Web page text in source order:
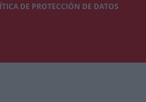
DE PROTECCIÓN DE DATOS